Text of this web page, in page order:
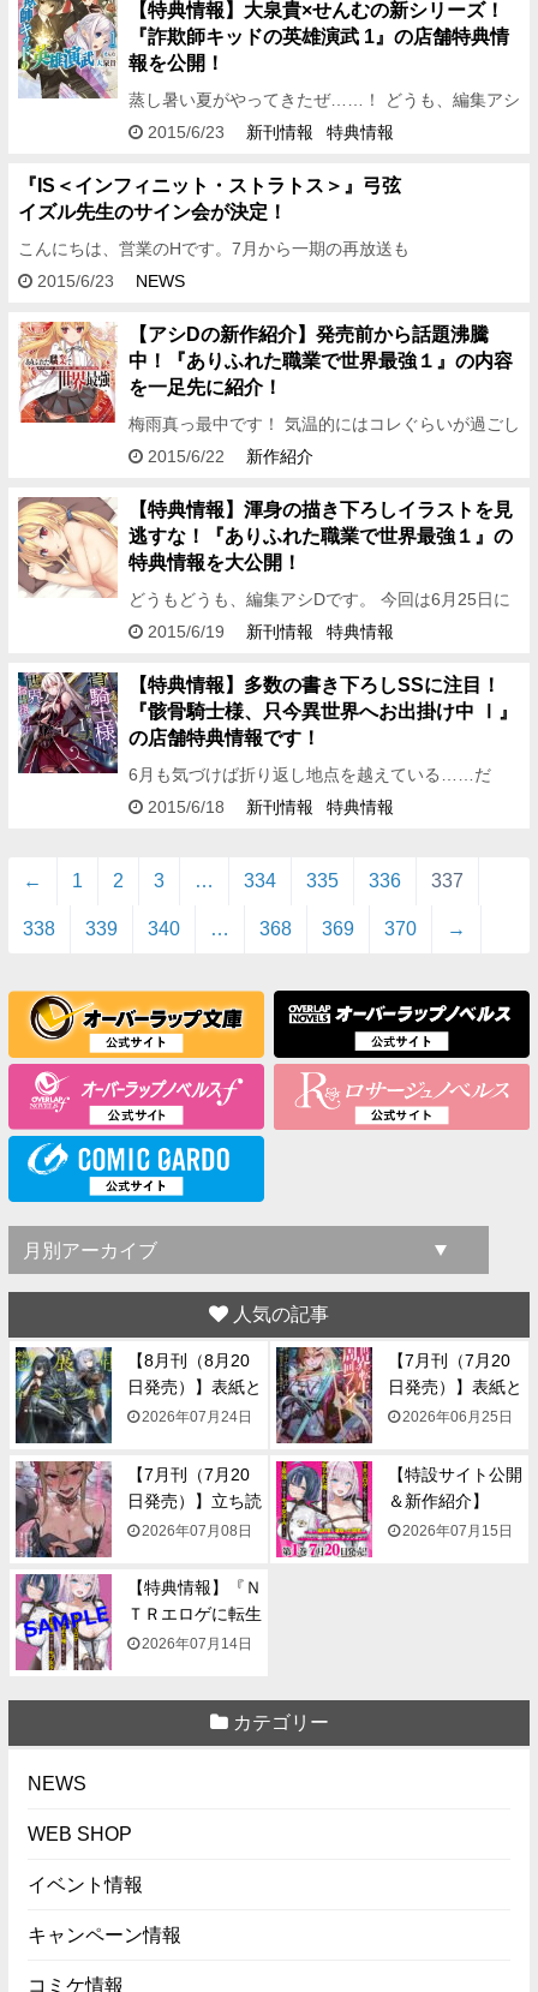
泉貴…
【特典情報】大泉貴×せんむの新シリーズ！
『詐欺師キッドの英雄演武 1』の店舗特典情
報を公開！
蒸し暑い夏がやってきたぜ……！ どうも、編集アシ
Dです。 今回は6月25日に発売するオーバーラップ
る新…
2015/6/23 新刊情報 特典情報
『IS＜インフィニット・ストラトス＞』弓弦
イズル先生のサイン会が決定！
こんにちは、営業のHです。7月から一期の再放送も
始まる『IS』ですが、先日新刊10巻の発売も告知さ
なりそうですね…
2015/6/23 NEWS
【アシDの新作紹介】発売前から話題沸騰
中！『ありふれた職業で世界最強１』の内容
を一足先に紹介！
梅雨真っ最中です！ 気温的にはコレぐらいが過ごし
やすいのですが……。 どうも！ 編集アシDです。
刊…
2015/6/22 新作紹介
【特典情報】渾身の描き下ろしイラストを見
逃すな！『ありふれた職業で世界最強１』の
特典情報を大公開！
どうもどうも、編集アシDです。 今回は6月25日に
発売するオーバーラップ文庫6月刊から 小説投稿サ
『あり…
2015/6/19 新刊情報 特典情報
【特典情報】多数の書き下ろしSSに注目！
『骸骨騎士様、只今異世界へお出掛け中 Ⅰ』
の店舗特典情報です！
6月も気づけば折り返し地点を越えている……だ
と。 どうも、編集アシDです！ 今回は6月25日に発
2015/6/18 新刊情報 特典情報
← 1 2 3 … 334 335 336 337
338 339 340 … 368 369 370 →
人気の記事
【8月刊（8月20
日発売）】表紙と
一...2026年07月24日
【7月刊（7月20
日発売）】表紙と
一...2026年06月25日
【7月刊（7月20
日発売）】立ち読
み...2026年07月08日
【特設サイト公開
＆新作紹介】
『NTR...
2026年07月15日
【特典情報】『Ｎ
ＴＲエロゲに転生
して...
2026年07月14日
カテゴリー
NEWS
WEB SHOP
イベント情報
キャンペーン情報
コミケ情報